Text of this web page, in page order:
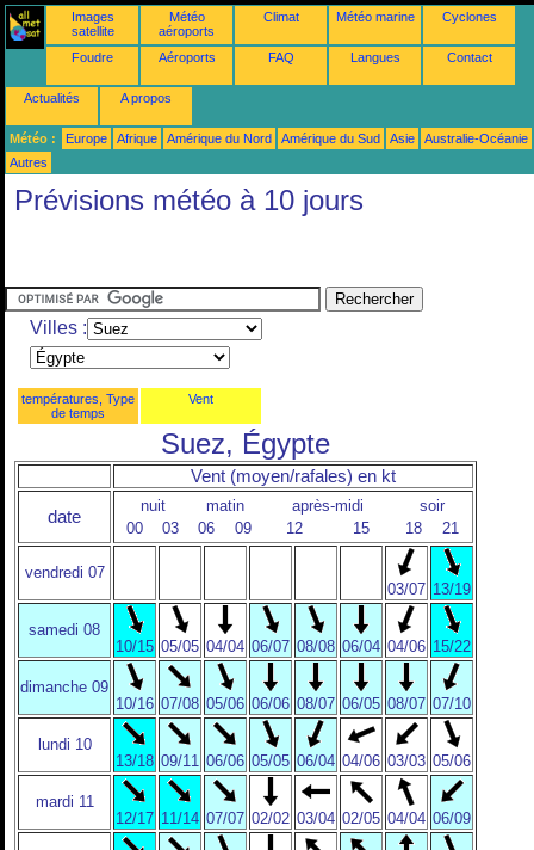
Images
satellite
Météo
aéroports
Climat Météo marine Cyclones
Foudre Aéroports FAQ Langues Contact
Actualités A propos
Météo : Europe Afrique Amérique du Nord Amérique du Sud Asie
Australie-Océanie
Autres
Prévisions météo à 10 jours
Villes :
températures, Type
de temps
Vent
Suez, Égypte
Vent (moyen/rafales) en kt
date
nuit matin après-midi
soir
00
03 06 09 12 15 18 21
vendredi 07
03/07 13/19
samedi 08
10/15 05/05 04/04 06/07 08/08 06/04 04/06 15/22
dimanche 09
10/16 07/08 05/06 06/06 08/07 06/05 08/07 07/10
lundi 10
13/18 09/11 06/06 05/05 06/04 04/06 03/03 05/06
mardi 11
12/17 11/14 07/07 02/02 03/04 02/05 04/04 06/09